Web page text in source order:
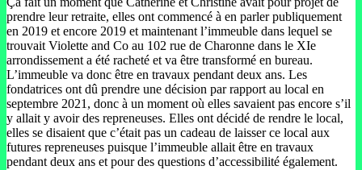
prendre leur retraite, elles ont commencé à en parler publiquement
en 2019 et encore 2019 et maintenant l’immeuble dans lequel se
trouvait Violette and Co au 102 rue de Charonne dans le XIe
arrondissement a été racheté et va être transformé en bureau.
L’immeuble va donc être en travaux pendant deux ans. Les
fondatrices ont dû prendre une décision par rapport au local en
septembre 2021, donc à un moment où elles savaient pas encore s’il
y allait y avoir des repreneuses. Elles ont décidé de rendre le local,
elles se disaient que c’était pas un cadeau de laisser ce local aux
futures repreneuses puisque l’immeuble allait être en travaux
pendant deux ans et pour des questions d’accessibilité également.